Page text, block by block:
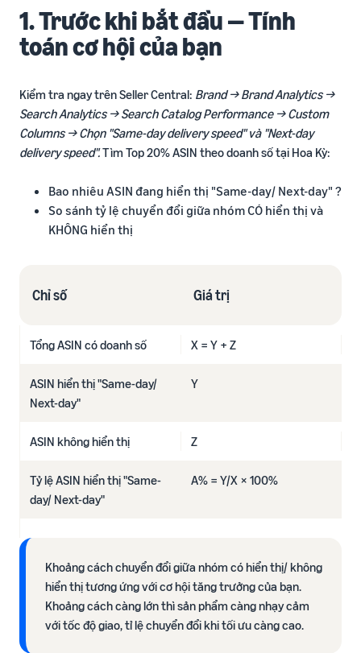
1. Trước khi bắt đầu — Tính
toán cơ hội của bạn
Kiểm tra ngay trên Seller Central: Brand → Brand Analytics →
Search Analytics → Search Catalog Performance → Custom
Columns → Chọn "Same-day delivery speed" và "Next-day
delivery speed".Tìm Top 20% ASIN theo doanh số tại Hoa Kỳ:
Bao nhiêu ASIN đang hiển thị "Same-day/ Next-day" ?
So sánh tỷ lệ chuyển đổi giữa nhóm CÓ hiển thị và
KHÔNG hiển thị
Chỉ số Giá trị
Tổng ASIN có doanh số X = Y + Z
ASIN hiển thị "Same-day/
Next-day"
Y
ASIN không hiển thị Z
Tỷ lệ ASIN hiển thị "Same-
day/ Next-day"
A% = Y/X × 100%
Khoảng cách chuyển đổi giữa nhóm có hiển thị/ không
hiển thị tương ứng với cơ hội tăng trưởng của bạn.
Khoảng cách càng lớn thì sản phẩm càng nhạy cảm
với tốc độ giao, tỉ lệ chuyển đổi khi tối ưu càng cao.